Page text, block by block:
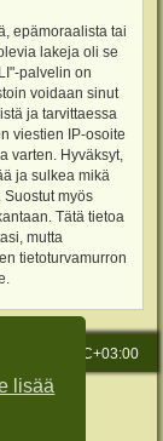
lisää
epämoraalista tai
lakeja oli se
palvelin on
voidaan sinut
ja tarvittaessa
viestien IP-osoite
varten. Hyväksyt,
ja sulkea mikä
myös
Tätä tietoa
mutta
tietoturvamurron
ovat UTC+03:00
Limited